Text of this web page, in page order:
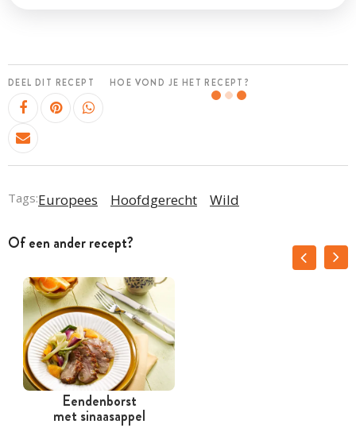
DEEL DIT RECEPT HOE VOND JE HET RECEPT?
Tags:Europees Hoofdgerecht Wild
Of een ander recept?
Eendenborst
met sinaasappel